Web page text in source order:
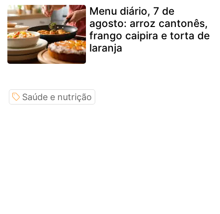
Menu diário, 7 de
agosto: arroz cantonês,
frango caipira e torta de
laranja
Saúde e nutrição